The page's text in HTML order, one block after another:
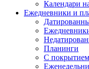
Календари
Ежедневники и
Планинги
С